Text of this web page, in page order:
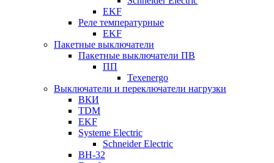
EKF
Реле температурные
EKF
Пакетные выключатели
Пакетные выключатели ПВ
ПП
Texenergo
Выключатели и переключатели нагрузки
ВКИ
TDM
EKF
Systeme Electric
Schneider Electric
ВН-32